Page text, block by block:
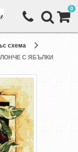
0
схема
С ЯБЪЛКИ